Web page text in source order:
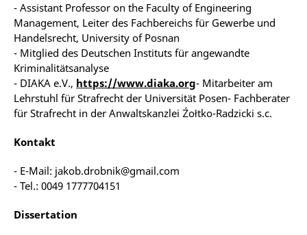
- Assistant Professor on the Faculty of Engineering
Management, Leiter des Fachbereichs für Gewerbe und
Handelsrecht, University of Posnan
- Mitglied des Deutschen Instituts für angewandte
Kriminalitätsanalyse
- DIAKA e.V., https://www.diaka.org- Mitarbeiter am
Lehrstuhl für Strafrecht der Universität Posen- Fachberater
für Strafrecht in der Anwaltskanzlei Źołtko-Radzicki s.c.
Kontakt
- E-Mail: jakob.drobnik@gmail.com
- Tel.: 0049 1777704151
Dissertation